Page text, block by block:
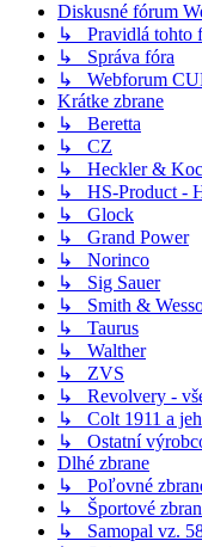
Diskusné fórum
↳ Pravidlá tohto
↳ Správa fóra
↳ Webforum
Krátke zbrane
↳ Beretta
↳ CZ
↳ Heckler &
↳ HS-Product -
↳ Glock
↳ Grand Power
↳ Norinco
↳ Sig Sauer
↳ Smith &
↳ Taurus
↳ Walther
↳ ZVS
↳ Revolvery -
↳ Colt 1911 a
↳ Ostatní
Dlhé zbrane
↳ Poľovné
↳ Športové
↳ Samopal vz.